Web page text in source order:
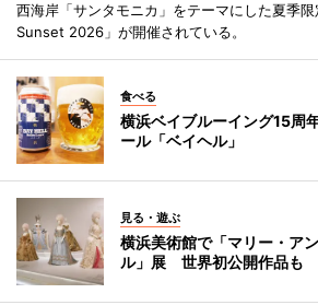
西海岸「サンタモニカ」をテーマにした夏季
Sunset 2026」が開催されている。
食べる
横浜ベイブルーイング15
ール「ベイヘル」
見る・遊ぶ
横浜美術館で「マリー・ア
ル」展 世界初公開作品も